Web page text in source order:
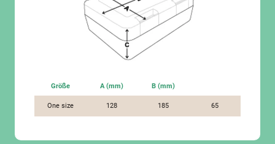
Größe A (mm) B (mm)
One size 128 185 65